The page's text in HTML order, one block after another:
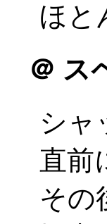
ほと
＠ ス
シャ
直前
その